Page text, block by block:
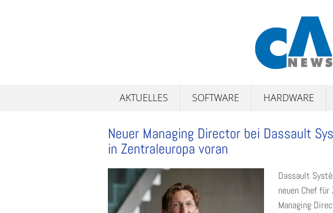
AKTUELLES SOFTWARE HARDWARE
Neuer Managing Director bei Dassault
in Zentraleuropa voran
Dassault
neuen Chef
Managing